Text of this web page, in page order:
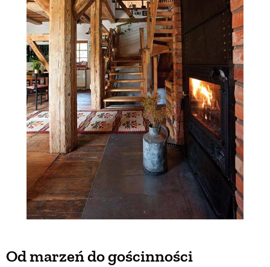
Od marzeń do gościnności